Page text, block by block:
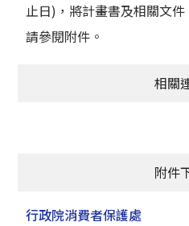
止日)，將計畫書及相關文件
請參閱附件。
相關
附件
行政院消費者保護處